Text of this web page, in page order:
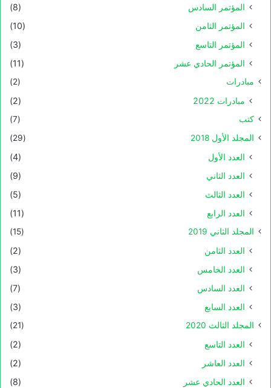
المؤتمر السادس
(8)
المؤتمر الثامن
(10)
المؤتمر التاسع
(3)
المؤتمر الحادي عشر
(11)
مبادرات (2)
مبادرات 2022 (2)
كتب
(7)
المجلد الأول 2018
(29)
العدد الأول
(4)
العدد الثاني
(9)
العدد الثالث
(5)
العدد الرابع
(11)
المجلد الثاني 2019 (15)
العدد الثامن
(2)
العدد الخامس
(3)
العدد السادس
(7)
العدد السابع
(3)
المجلد الثالث 2020 (21)
العدد التاسع
(2)
العدد العاشر
(2)
العدد الحادي عشر
(8)